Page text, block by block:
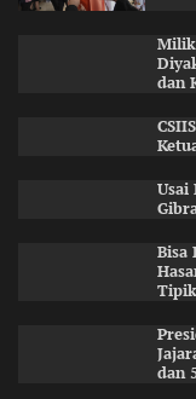
dan
Usai
Bisa
dan